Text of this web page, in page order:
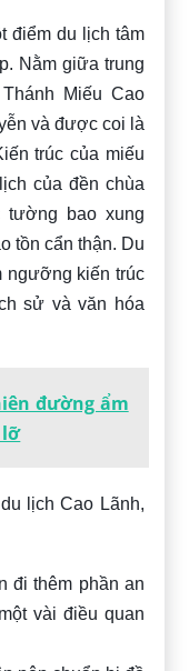
điểm du lịch tâm
Nằm giữa trung
Miếu Cao
và được coi là
trúc của miếu
của đền chùa
tường bao xung
tồn cẩn thận. Du
ngưỡng kiến ​​trúc
sử và văn hóa
đường ẩm
lỡ
lịch Cao Lãnh,
đi thêm phần an
vài điều quan